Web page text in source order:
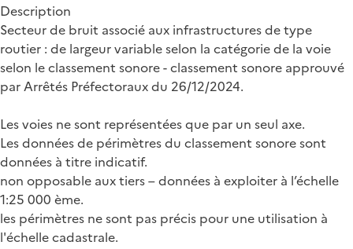
Description
Secteur de bruit associé aux infrastructures de type
routier : de largeur variable selon la catégorie de la voie
selon le classement sonore - classement sonore approuvé
par Arrêtés Préfectoraux du 26/12/2024.
Les voies ne sont représentées que par un seul axe.
Les données de périmètres du classement sonore sont
données à titre indicatif.
non opposable aux tiers – données à exploiter à l’échelle
1:25 000 ème.
les périmètres ne sont pas précis pour une utilisation à
l'échelle cadastrale.